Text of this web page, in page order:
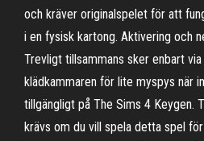
och kräver originalspelet för att
i en fysisk kartong. Aktivering och
Trevligt tillsammans sker enbart via
klädkammaren för lite myspys när
tillgängligt på The Sims 4 Keygen.
krävs om du vill spela detta spel